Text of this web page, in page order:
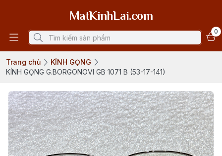
MatKinhLai.com
0
Trang chủ
KÍNH GỌNG
KÍNH GỌNG G.BORGONOVI GB 1071 B (53-17-141)